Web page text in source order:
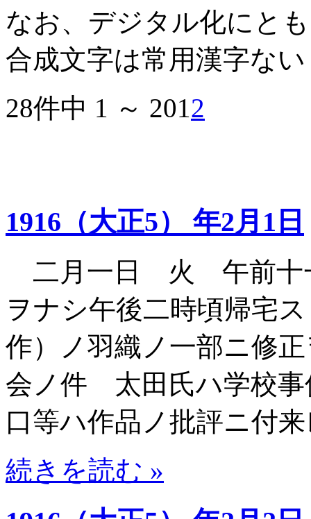
なお、デジタル化にと
合成文字は常用漢字な
28件中 1 ～ 2012
1916（大正5） 年2月1日
二月一日 火 午前十
ヲナシ午後二時頃帰宅
作）ノ羽織ノ一部ニ修
会ノ件 太田氏ハ学校
口等ハ作品ノ批評ニ付
続きを読む »